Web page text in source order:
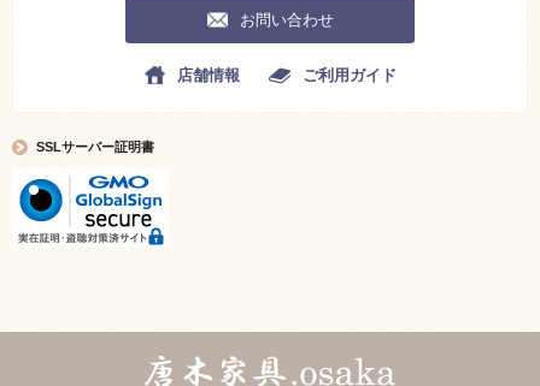
お問い合わせ
店舗情報 ご利用ガイド
SSLサーバー証明書